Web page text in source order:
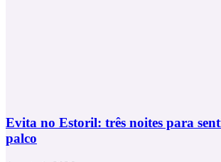
Evita no Estoril: três noites para
palco